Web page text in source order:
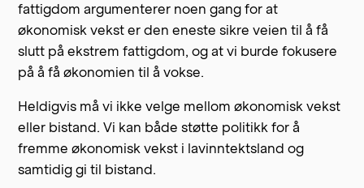
fattigdom argumenterer noen gang for at
økonomisk vekst er den eneste sikre veien til å få
slutt på ekstrem fattigdom, og at vi burde fokusere
på å få økonomien til å vokse.
Heldigvis må vi ikke velge mellom økonomisk vekst
eller bistand. Vi kan både støtte politikk for å
fremme økonomisk vekst i lavinntektsland og
samtidig gi til bistand.